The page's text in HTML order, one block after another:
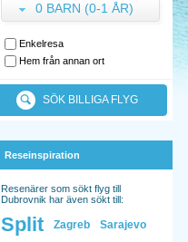
0 BARN (0-1 ÅR)
Enkelresa
Hem från annan ort
SÖK BILLIGA FLYG
Reseinspiration
Resenärer som sökt flyg till
Dubrovnik har även sökt till:
Split Zagreb Sarajevo